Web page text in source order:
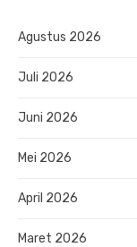
Agustus 2026
Juli 2026
Juni 2026
Mei 2026
April 2026
Maret 2026